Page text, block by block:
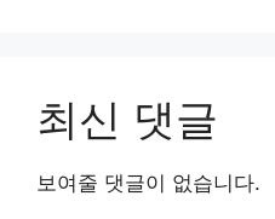
최신 댓글
보여줄 댓글이 없습니다.